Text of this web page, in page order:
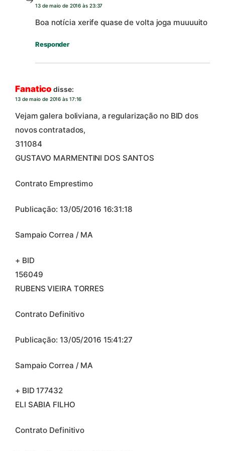
13 de maio de 2016 às 23:37
Boa notícia xerife quase de volta joga muuuuito
Responder
Fanatico disse:
13 de maio de 2016 às 17:16
Vejam galera boliviana, a regularização no BID dos
novos contratados,
311084
GUSTAVO MARMENTINI DOS SANTOS
Contrato Emprestimo
Publicação: 13/05/2016 16:31:18
Sampaio Correa / MA
+ BID
156049
RUBENS VIEIRA TORRES
Contrato Definitivo
Publicação: 13/05/2016 15:41:27
Sampaio Correa / MA
+ BID 177432
ELI SABIA FILHO
Contrato Definitivo